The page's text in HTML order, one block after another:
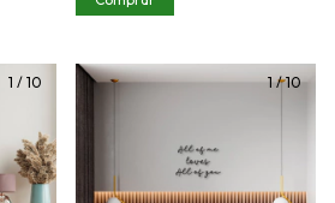
1 / 10 1/10